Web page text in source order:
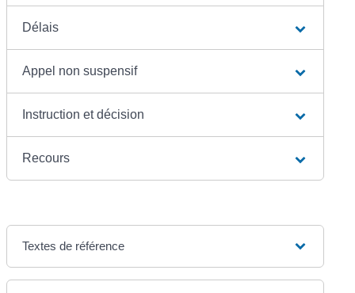
Délais
Appel non suspensif
Instruction et décision
Recours
Textes de référence